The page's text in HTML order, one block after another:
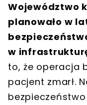
Województwo
planowało w
w
to, że operacja
pacjent zmarł.